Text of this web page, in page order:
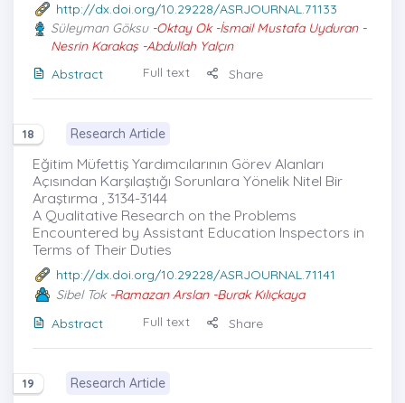
http://dx.doi.org/10.29228/ASRJOURNAL.71133
Süleyman Göksu-Oktay Ok -İsmail Mustafa Uyduran -
Nesrin Karakaş -Abdullah Yalçın
Abstract
Full text Share
18 Research Article
Eğitim Müfettiş Yardımcılarının Görev Alanları
Açısından Karşılaştığı Sorunlara Yönelik Nitel Bir
Araştırma , 3134-3144
A Qualitative Research on the Problems
Encountered by Assistant Education Inspectors in
Terms of Their Duties
http://dx.doi.org/10.29228/ASRJOURNAL.71141
Sibel Tok-Ramazan Arslan -Burak Kılıçkaya
Abstract
Full text Share
19 Research Article